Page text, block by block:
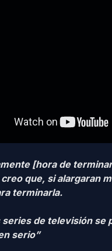
[hora de
que, si alargaran
terminarla.
de televisión se
serio”